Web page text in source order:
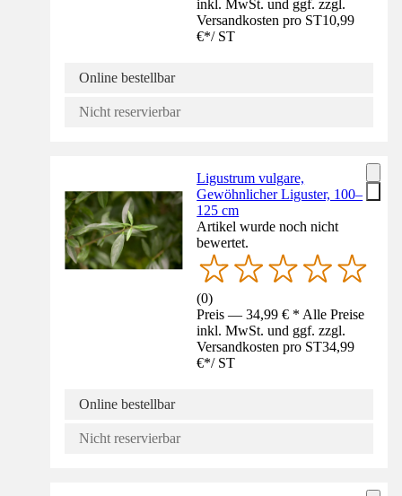
inkl. MwSt. und ggf. zzgl.
Versandkosten pro ST10,99
€*/ ST
Online bestellbar
Nicht reservierbar
Ligustrum vulgare,
Gewöhnlicher Liguster, 100–
125 cm
Artikel wurde noch nicht
bewertet.
(0)
Preis — 34,99 € * Alle Preise
inkl. MwSt. und ggf. zzgl.
Versandkosten pro ST34,99
€*/ ST
Online bestellbar
Nicht reservierbar